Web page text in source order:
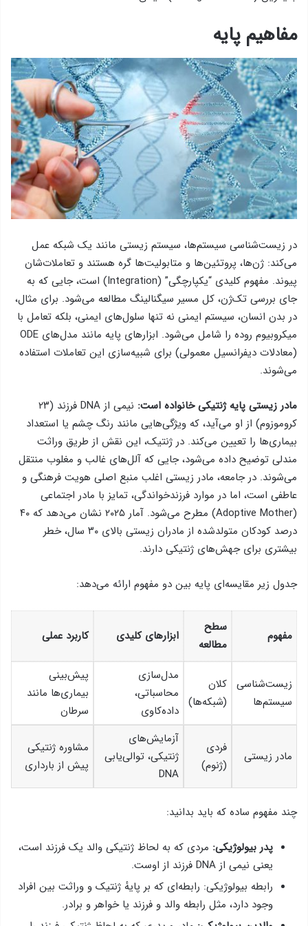
مفاهیم پایه
در زیست‌شناسی سیستم‌ها، سیستم زیستی مانند یک شبکه عمل
می‌کند: ژن‌ها، پروتئین‌ها و متابولیت‌ها گره هستند و تعاملات‌شان
پیوند. مفهوم کلیدی “یکپارچگی” (Integration) است، جایی که به
جای بررسی تک‌ژن، کل مسیر سیگنالینگ مطالعه می‌شود. برای مثال،
در بدن انسان، سیستم ایمنی نه تنها سلول‌های ایمنی، بلکه تعامل با
میکروبیوم روده را شامل می‌شود. ابزارهای پایه مانند مدل‌های ODE
(معادلات دیفرانسیل معمولی) برای شبیه‌سازی این تعاملات استفاده
می‌شوند.
مادر زیستی پایه ژنتیکی خانواده است:
نیمی از DNA فرزند (۲۳
کروموزوم) از او می‌آید، که ویژگی‌هایی مانند رنگ چشم یا استعداد
بیماری‌ها را تعیین می‌کند. در ژنتیک، این نقش از طریق وراثت
مندلی توضیح داده می‌شود، جایی که آلل‌های غالب و مغلوب منتقل
می‌شوند. در جامعه، مادر زیستی اغلب منبع اصلی هویت فرهنگی و
عاطفی است، اما در موارد فرزندخواندگی، تمایز با مادر اجتماعی
(Adoptive Mother) مطرح می‌شود. آمار ۲۰۲۵ نشان می‌دهد که ۴۰
درصد کودکان متولدشده از مادران زیستی بالای ۳۰ سال، خطر
بیشتری برای جهش‌های ژنتیکی دارند.
جدول زیر مقایسه‌ای پایه بین دو مفهوم ارائه می‌دهد:
مفهوم
سطح
مطالعه
ابزارهای کلیدی کاربرد عملی
زیست‌شناسی
سیستم‌ها
کلان
(شبکه‌ها)
مدل‌سازی
محاسباتی،
داده‌کاوی
پیش‌بینی
بیماری‌ها مانند
سرطان
مادر زیستی
فردی
(ژنوم)
آزمایش‌های
ژنتیکی، توالی‌یابی
DNA
مشاوره ژنتیکی
پیش از بارداری
چند مفهوم ساده که باید بدانید:
پدر بیولوژیکی: مردی که به لحاظ ژنتیکی والد یک فرزند است،
یعنی نیمی از DNA فرزند از اوست.
رابطه بیولوژیکی: رابطه‌ای که بر پایهٔ ژنتیک و وراثت بین افراد
وجود دارد، مثل رابطه والد و فرزند یا خواهر و برادر.